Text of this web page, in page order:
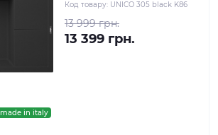
made in italy
Код товару: UNICO 305 black K86
13 999 грн.
13 399 грн.